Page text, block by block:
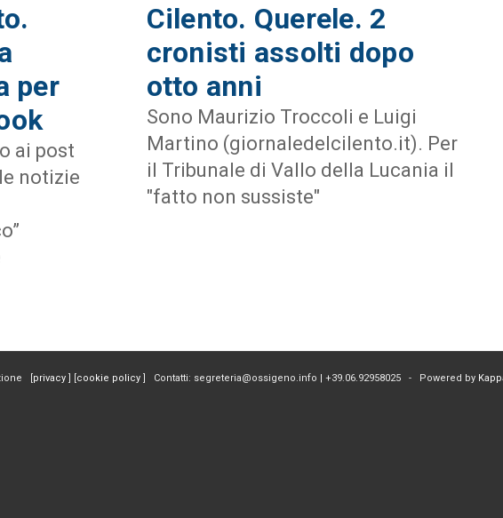
per
ai post
notizie
Cilento. Querele. 2
cronisti assolti dopo
otto anni
Sono Maurizio Troccoli e Luigi
Martino (giornaledelcilento.it). Per
il Tribunale di Vallo della Lucania il
"fatto non sussiste"
[privacy ] [cookie policy ] Contatti: segreteria@ossigeno.info | +39.06.92958025 - Powered by